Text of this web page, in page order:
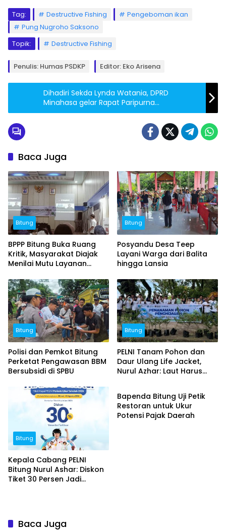
Tag: Destructive Fishing
Pengeboman ikan
Pung Nugroho Saksono
Topik:
Destructive Fishing
Penulis: Humas PSDKP Editor: Eko Arisena
Dihadiri Sekda Lynda Watania, DPRD
Minahasa gelar Rapat Paripurna
Pembicaraan Tingkat II Ranperda
Pertanggungjawaban APBD 2023 serta RPJPD
Baca Juga
Bitung
BPPP Bitung Buka Ruang
Kritik, Masyarakat Diajak
Menilai Mutu Layanan
Bitung
Posyandu Desa Teep
Layani Warga dari Balita
hingga Lansia
Bitung
Polisi dan Pemkot Bitung
Perketat Pengawasan BBM
Bersubsidi di SPBU
Bitung
PELNI Tanam Pohon dan
Daur Ulang Life Jacket,
Nurul Azhar: Laut Harus
Bitung
Kepala Cabang PELNI
Bitung Nurul Ashar: Diskon
Tiket 30 Persen Jadi
Bitung
Bapenda Bitung Uji Petik
Restoran untuk Ukur
Potensi Pajak Daerah
Baca Juga